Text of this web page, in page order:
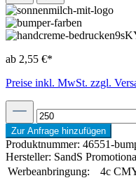
ab 2,55 €*
Preise inkl. MwSt. zzgl.
Zur Anfrage hinzufügen
Produktnummer: 46551-
Hersteller: SandS
Werbeanbringung:
4c